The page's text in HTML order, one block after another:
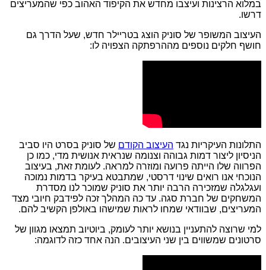
במלוא הרצינות ועיצבו מחדש את הקיפוד האהוב כפי שהמעריצים
דרשו.
העיצוב המשופר של סוניק הוצג בטריילר חדש, שעל הדרך גם
חושף חלקים נוספים מההרפתקה הצפויה לו:
התלונות העיקריות נגד העיצוב הקודם של סוניק בסרט היו סביב
הניסיון ליצור דמות גבוהה וצנומה שנראית אנושית מדי, כמו כן
הפרווה שלו הייתה פרועה ומוזרה למראה. לעומת זאת, בעיצוב
הנוכחי אנו רואים שינוי דרסטי, שמתבטא בעיקר בדמות נמוכה
ועגלגלה שמזכירה הרבה יותר את סוניק שמוכר לנו מסדרת
המשחקים של חברת סגה. עד כה המהלך זכה לפידבק חיובי מצד
המעריצים, שבוודאי שמחו לראות שמישהו באולפן הקשיב להם.
למי שרוצה להתעניין בנושא יותר לעומק, ביוטיוב תמצאו מגוון של
סרטונים שמשווים בין שני העיצובים. הנה אחד כזה לדוגמה: